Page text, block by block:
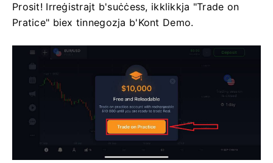
Prosit! Irreġistrajt b'suċċess, ikklikkja "Trade on
Pratice" biex tinnegozja b'Kont Demo.